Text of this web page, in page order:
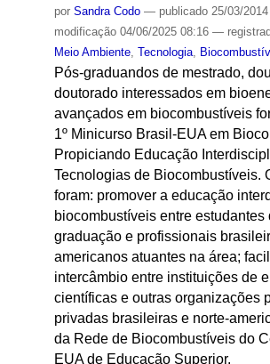
por Sandra Codo — publicado25/03/2014
modificação04/06/2025 08:16 —
Meio Ambiente, Tecnologia,
Pós-graduandos de mestrado,
doutorado interessados em
avançados em biocombustíveis
1º Minicurso Brasil-EUA em
Propiciando Educação
Tecnologias de Biocombustíveis.
foram: promover a educação
biocombustíveis entre estudantes
graduação e profissionais
americanos atuantes na área;
intercâmbio entre instituições de
científicas e outras organizações
privadas brasileiras e norte-
da Rede de Biocombustíveis do
EUA de Educação Superior.